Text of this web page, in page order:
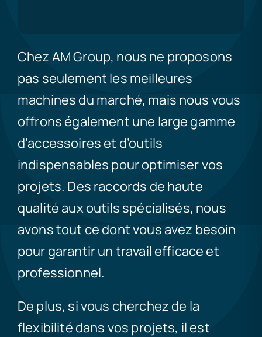
Chez AM Group, nous ne proposons
pas seulement les meilleures
machines du marché, mais nous vous
offrons également une large gamme
d’accessoires et d’outils
indispensables pour optimiser vos
projets. Des raccords de haute
qualité aux outils spécialisés, nous
avons tout ce dont vous avez besoin
pour garantir un travail efficace et
professionnel.
De plus, si vous cherchez de la
flexibilité dans vos projets, il est